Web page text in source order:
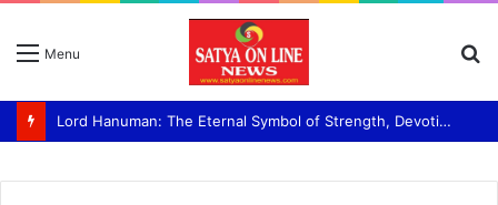
Menu
Lord Hanuman: The Eternal Symbol of Strength, Devotion, and Selfless Service Swami Ram Bhajan Van panchayati akhada Shri niranjani